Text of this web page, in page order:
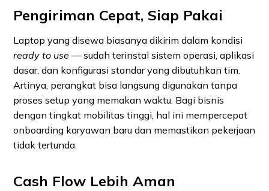
Pengiriman Cepat, Siap Pakai
Laptop yang disewa biasanya dikirim dalam kondisi
ready to use — sudah terinstal sistem operasi, aplikasi
dasar, dan konfigurasi standar yang dibutuhkan tim.
Artinya, perangkat bisa langsung digunakan tanpa
proses setup yang memakan waktu. Bagi bisnis
dengan tingkat mobilitas tinggi, hal ini mempercepat
onboarding karyawan baru dan memastikan pekerjaan
tidak tertunda.
Cash Flow Lebih Aman